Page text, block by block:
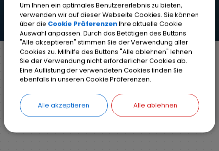
Markt Weisendorf Bürgerinfo
Rathaus
Ihr Anliegen
Detail
ZURÜCK
Um Ihnen ein optimales Benutzererlebnis zu bieten,
verwenden wir auf dieser Webseite Cookies. Sie können
über die Cookie PräferenzenIhre aktuelle Cookie
Auswahl anpassen. Durch das Betätigen des Buttons
"Alle akzeptieren" stimmen Sie der Verwendung aller
Cookies zu. Mithilfe des Buttons "Alle ablehnen" lehnen
Sie der Verwendung nicht erforderlicher Cookies ab.
Eine Auflistung der verwendeten Cookies finden Sie
ebenfalls in unseren Cookie Präferenzen.
Alle akzeptieren Alle ablehnen